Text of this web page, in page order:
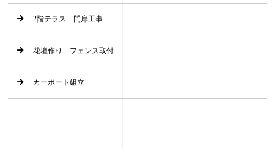
2階テラス 門扉工事
花壇作り フェンス取付
カーポート組立